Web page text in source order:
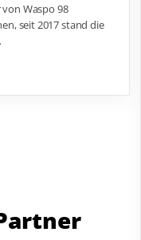
Waspo 98
seit 2017 stand die